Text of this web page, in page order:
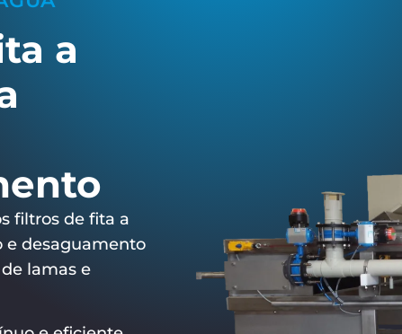
a
filtros de fita a
e desaguamento
lamas e